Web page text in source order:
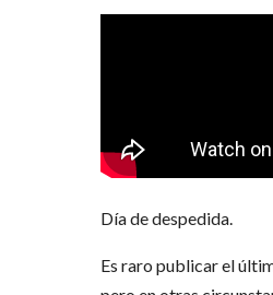
Día de despedida.
Es raro publicar el